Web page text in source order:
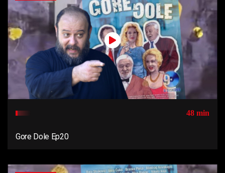
48 min
Gore Dole Ep20